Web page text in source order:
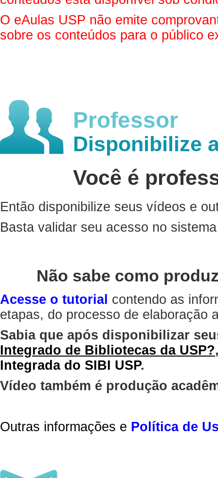
O eAulas USP não emite
sobre os conteúdos para o público
Professor
Disponibilize
Você é
Então disponibilize seus vídeos e
Basta validar seu acesso no
Não sabe como
Acesse o tutorial contendo as
etapas, do processo de elaboração
Sabia que após disponibilizar
Integrado de Bibliotecas da USP?
Integrada do SIBI USP.
Vídeo também é produção
Outras informações e Política de